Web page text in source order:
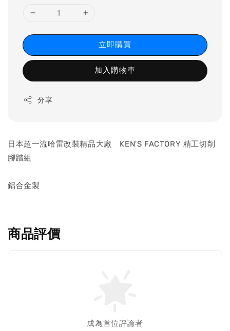
立即購買
加入購物車
分享
日本超一流哈雷改裝精品大廠 KEN'S FACTORY 精工切削
腳踏組
鋁合金製
商品評價
成為首位評論者